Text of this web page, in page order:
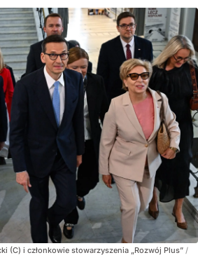
(C) i członkowie stowarzyszenia „Rozwój Plus” /